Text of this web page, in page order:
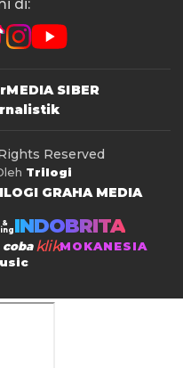
di:
MEDIA SIBER
Reserved
Trilogi
GRAHA MEDIA
INDOBRITA
coba klikMOKANESIA